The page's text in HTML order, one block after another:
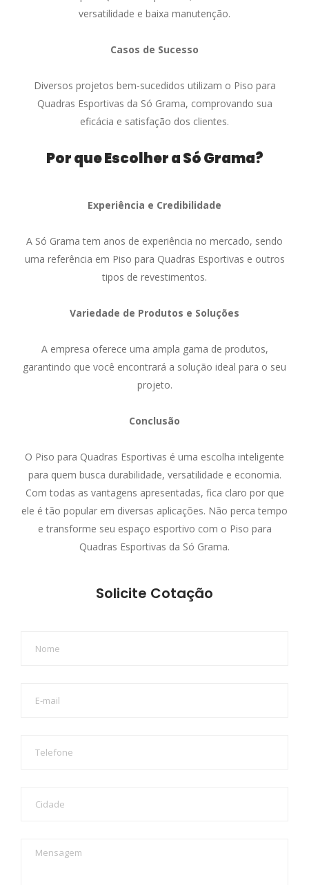
versatilidade e baixa manutenção.
Casos de Sucesso
Diversos projetos bem-sucedidos utilizam o Piso para
Quadras Esportivas da Só Grama, comprovando sua
eficácia e satisfação dos clientes.
Por que Escolher a Só Grama?
Experiência e Credibilidade
A Só Grama tem anos de experiência no mercado, sendo
uma referência em Piso para Quadras Esportivas e outros
tipos de revestimentos.
Variedade de Produtos e Soluções
A empresa oferece uma ampla gama de produtos,
garantindo que você encontrará a solução ideal para o seu
projeto.
Conclusão
O Piso para Quadras Esportivas é uma escolha inteligente
para quem busca durabilidade, versatilidade e economia.
Com todas as vantagens apresentadas, fica claro por que
ele é tão popular em diversas aplicações. Não perca tempo
e transforme seu espaço esportivo com o Piso para
Quadras Esportivas da Só Grama.
Solicite Cotação